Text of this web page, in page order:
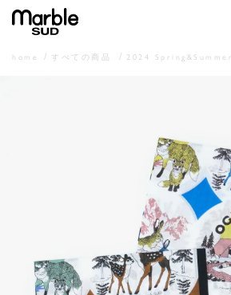
home すべての商品 2024 Spring&Summer